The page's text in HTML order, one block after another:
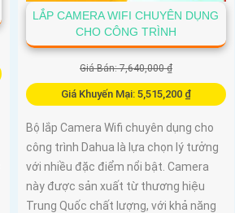
LẮP CAMERA WIFI CHUYÊN DỤNG
CHO CÔNG TRÌNH
Giá Bán: 7,640,000 ₫
Giá Khuyến Mại: 5,515,200 ₫
Bộ lắp Camera Wifi chuyên dụng cho
công trình Dahua là lựa chọn lý tưởng
với nhiều đặc điểm nổi bật. Camera
này được sản xuất từ thương hiệu
Trung Quốc chất lượng, với khả năng